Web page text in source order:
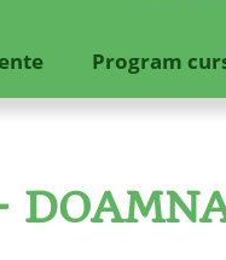
Program